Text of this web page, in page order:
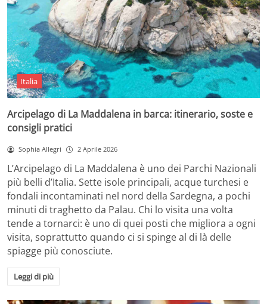
Italia
Arcipelago di La Maddalena in barca: itinerario, soste e
consigli pratici
Sophia Allegri 2 Aprile 2026
L’Arcipelago di La Maddalena è uno dei Parchi Nazionali
più belli d’Italia. Sette isole principali, acque turchesi e
fondali incontaminati nel nord della Sardegna, a pochi
minuti di traghetto da Palau. Chi lo visita una volta
tende a tornarci: è uno di quei posti che migliora a ogni
visita, soprattutto quando ci si spinge al di là delle
spiagge più conosciute.
Leggi di più